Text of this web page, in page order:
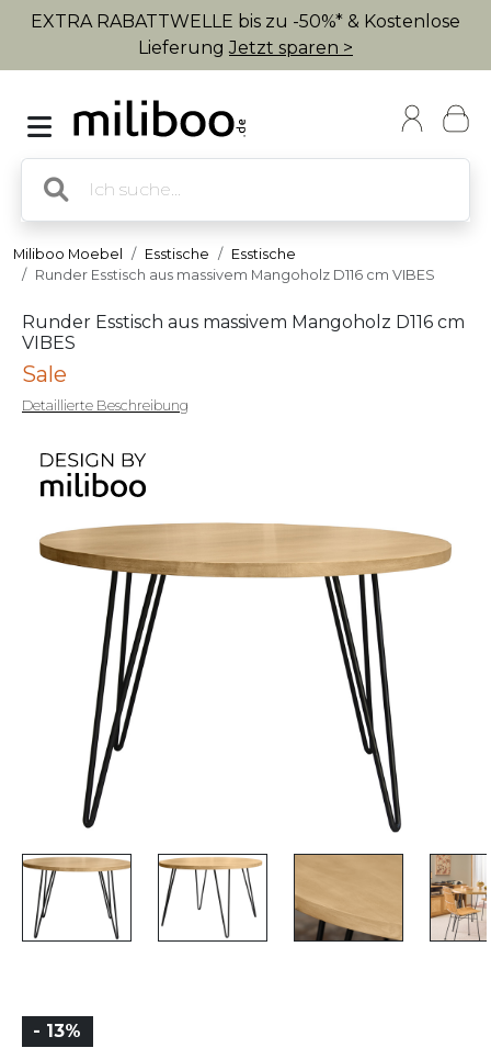
EXTRA RABATTWELLE bis zu -50%* & Kostenlose
LieferungJetzt sparen >
Miliboo Moebel Esstische
Esstische
Runder Esstisch aus massivem Mangoholz D116 cm VIBES
Runder Esstisch aus massivem Mangoholz D116 cm
VIBES
Sale
Detaillierte Beschreibung
- 13%